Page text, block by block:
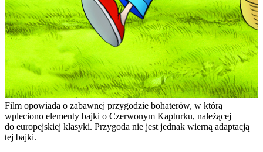
Film opowiada o zabawnej przygodzie bohaterów, w którą
wpleciono elementy bajki o Czerwonym Kapturku, należącej
do europejskiej klasyki. Przygoda nie jest jednak wierną adaptacją
tej bajki.